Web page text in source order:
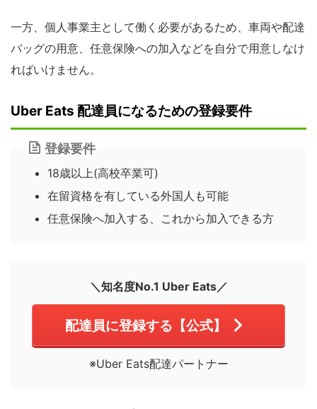
一方、個人事業主として働く必要があるため、車両や配達
バッグの用意、任意保険への加入などを自分で用意しなけ
ればいけません。
Uber Eats 配達員になるための登録要件
登録要件
18歳以上(高校卒業可)
在留資格を有している外国人も可能
任意保険へ加入する、これから加入できる方
＼知名度No.1 Uber Eats／
配達員に登録する【公式】
※Uber Eats配達パートナー